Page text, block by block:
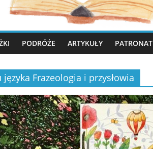
PODRÓŻE ARTYKUŁY PATRONAT
języka Frazeologia i przysłowia